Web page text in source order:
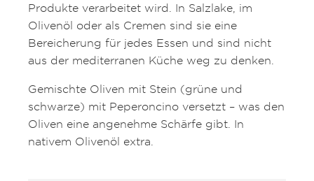
Produkte verarbeitet wird. In Salzlake, im
Olivenöl oder als Cremen sind sie eine
Bereicherung für jedes Essen und sind nicht
aus der mediterranen Küche weg zu denken.
Gemischte Oliven mit Stein (grüne und
schwarze) mit Peperoncino versetzt – was den
Oliven eine angenehme Schärfe gibt. In
nativem Olivenöl extra.